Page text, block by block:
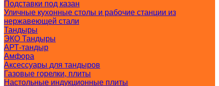
Подставки под казан
Уличные кухонные столы и рабочие станции из
нержавеющей стали
Тандыры
ЭКО Тандыры
АРТ-тандыр
Амфора
Аксессуары для тандыров
Газовые горелки, плиты
Настольные индукционные плиты